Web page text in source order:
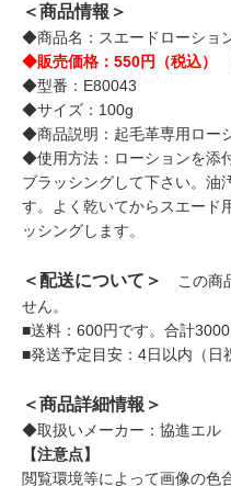
＜商品情報＞
◆商品名：スエードローショ
◆販売価格：550円（税込）
◆型番：E80043
◆サイズ：100g
◆商品説明：起毛革専用ロー
◆使用方法：ローションを添
ブラッシングして下さい。油
す。よく乾いてからスエード
ッシングします。
＜配送について＞
この商
せん。
■送料：600円です。合計
■発送予定目安：4日以内（日
＜商品詳細情報＞
◆取扱いメーカー：協進エル
【注意点】
閲覧環境等によって画像の色